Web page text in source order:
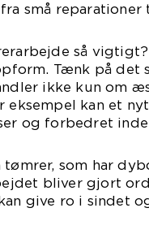
små reparationer
så
Tænk på det
ikke kun om
eksempel kan et
og forbedret
tømrer, som har
bliver gjort
give ro i sindet